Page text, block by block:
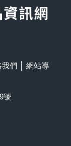
們
網站導
號